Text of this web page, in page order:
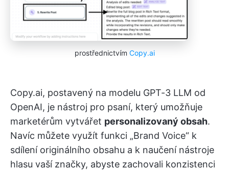
prostřednictvím Copy.ai
Copy.ai, postavený na modelu GPT-3 LLM od
OpenAI, je nástroj pro psaní, který umožňuje
marketérům vytvářet personalizovaný obsah.
Navíc můžete využít funkci „Brand Voice“ k
sdílení originálního obsahu a k naučení nástroje
hlasu vaší značky, abyste zachovali konzistenci